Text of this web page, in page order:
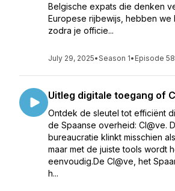
Belgische expats die denken
Europese rijbewijs, hebben we
zodra je officie...
July 29, 2025•Season 1• Episode 58
Uitleg digitale toegang of
Ontdek de sleutel tot efficiënt
de Spaanse overheid: Cl@ve.
bureaucratie klinkt misschien
maar met de juiste tools wordt
eenvoudig.De Cl@ve, het
h...